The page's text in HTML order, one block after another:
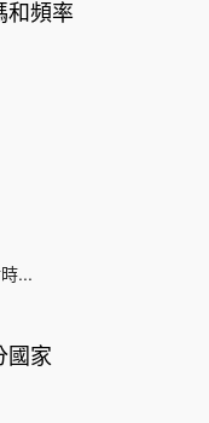
和頻率
...
國家